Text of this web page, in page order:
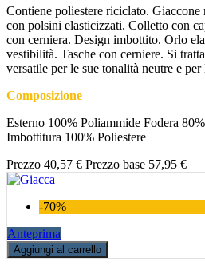
Contiene poliestere riciclato. Giaccone
con polsini elasticizzati. Colletto con
con cerniera. Design imbottito. Orlo
vestibilità. Tasche con cerniere. Si
versatile per le sue tonalità neutre e per
Composizione
Esterno 100% Poliammide Fodera
Imbottitura 100% Poliestere
Prezzo 40,57 € Prezzo base 57,95 €
-70%
Anteprima
Aggiungi al carrello